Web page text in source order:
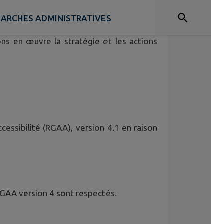
ADMINISTRATIVES
en œuvre la stratégie et les actions
(RGAA), version 4.1 en raison
version 4 sont respectés.